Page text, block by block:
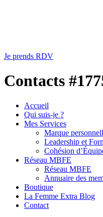
Je prends RDV
Contacts
Accueil
Qui suis-je ?
Mes Services
Marque
Leadership et
Cohésion
Réseau MBFE
Réseau MBFE
Annuaire des
Boutique
La Femme Extra Blog
Contact